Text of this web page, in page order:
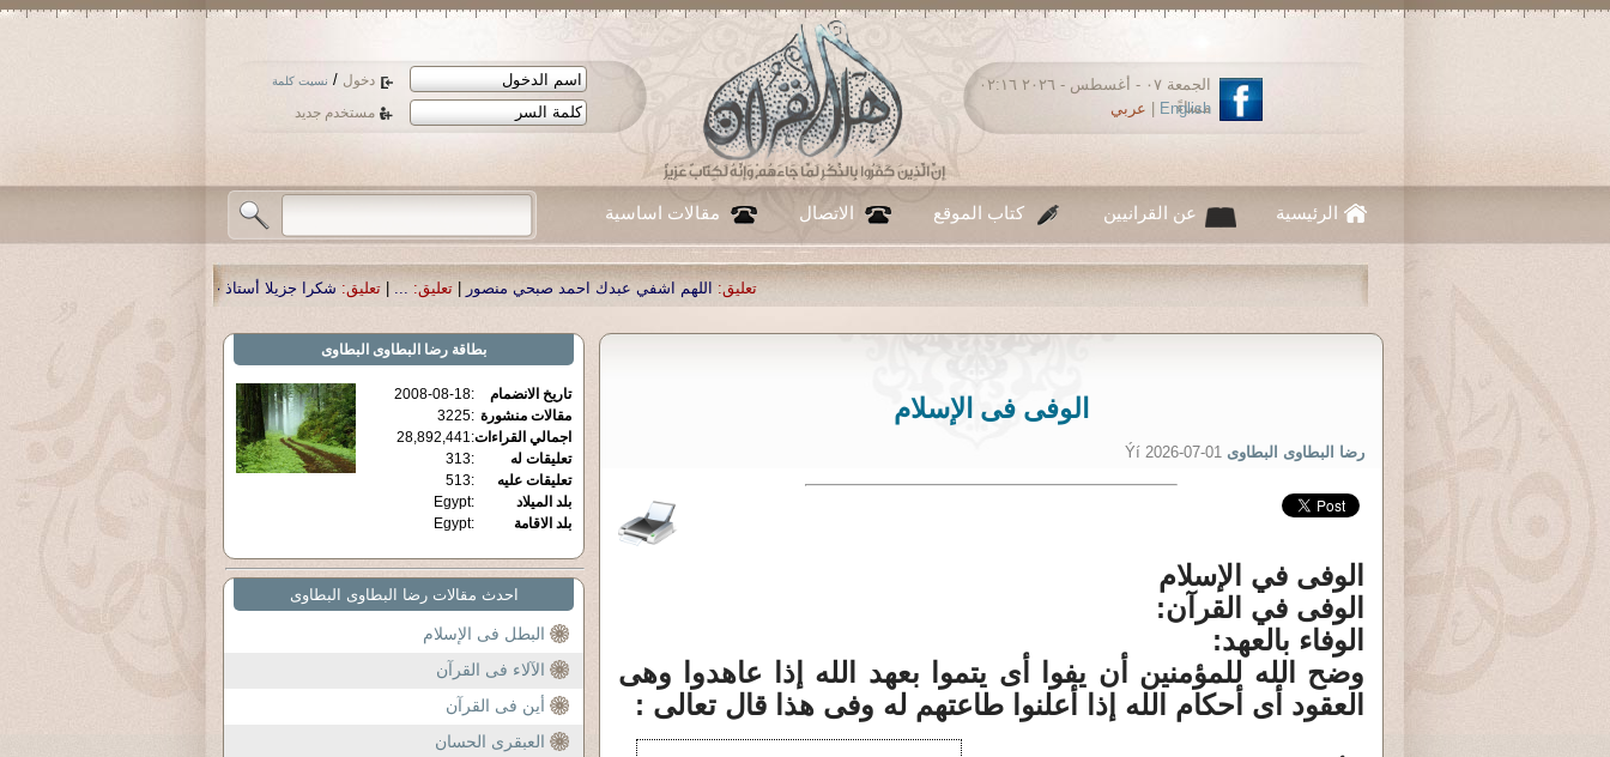
دخول / نسيت كلمة
مستخدم جديد
الجمعة ٠٧ - أغسطس - ٢٠٢٦ ٠٢:١٦
مساءً
English عربي
الرئيسية عن القرانيين كتاب الموقع الاتصال مقالات اساسية
اللهم اشفي عبدك احمد صبحي منصور|تعليق: ...
|تعليق: شكرا جزيلا أستاذ حمد الحمد .أكرمكم الله .|تعليق:
الوفى فى الإسلام
رضا البطاوى البطاوى Ýí 2026-07-01
الوفى في الإسلام
الوفى في القرآن:
الوفاء بالعهد:
وضح الله للمؤمنين أن يفوا أى يتموا بعهد الله إذا عاهدوا وهى
العقود أى أحكام الله إذا أعلنوا طاعتهم له وفى هذا قال تعالى :
بطاقة رضا البطاوى البطاوى
تاريخ الانضمام :
2008-08-18
مقالات منشورة :
3225
اجمالي القراءات:
28,892,441
تعليقات له
:
313
تعليقات عليه
:
513
بلد الميلاد
:
Egypt
بلد الاقامة
:
Egypt
احدث مقالات رضا البطاوى البطاوى
البطل فى الإسلام
الآلاء فى القرآن
أين فى القرآن
العبقرى الحسان